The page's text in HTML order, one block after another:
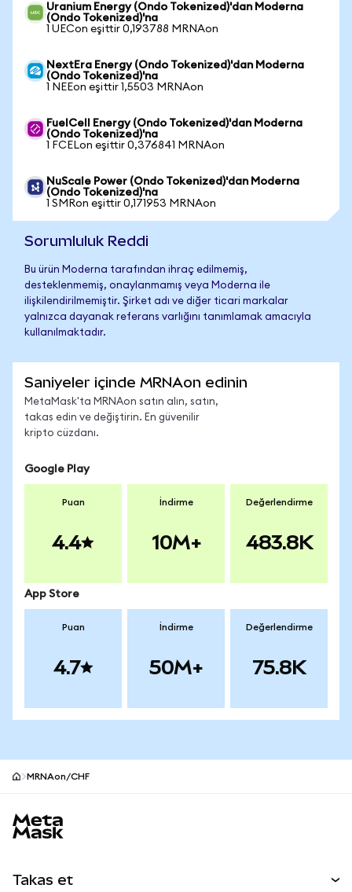
Uranium Energy (Ondo Tokenized)'dan Moderna
(Ondo Tokenized)'na
1 UECon eşittir 0,193788 MRNAon
NextEra Energy (Ondo Tokenized)'dan Moderna
(Ondo Tokenized)'na
1 NEEon eşittir 1,5503 MRNAon
FuelCell Energy (Ondo Tokenized)'dan Moderna
(Ondo Tokenized)'na
1 FCELon eşittir 0,376841 MRNAon
NuScale Power (Ondo Tokenized)'dan Moderna
(Ondo Tokenized)'na
1 SMRon eşittir 0,171953 MRNAon
Sorumluluk Reddi
Bu ürün Moderna tarafından ihraç edilmemiş,
desteklenmemiş, onaylanmamış veya Moderna ile
ilişkilendirilmemiştir. Şirket adı ve diğer ticari markalar
yalnızca dayanak referans varlığını tanımlamak amacıyla
kullanılmaktadır.
Saniyeler içinde MRNAon edinin
MetaMask'ta MRNAon satın alın, satın,
takas edin ve değiştirin. En güvenilir
kripto cüzdanı.
Google Play
Puan
4.4
İndirme
10M+
Değerlendirme
483.8K
App Store
Puan
4.7
İndirme
50M+
Değerlendirme
75.8K
MRNAon/CHF
Takas et